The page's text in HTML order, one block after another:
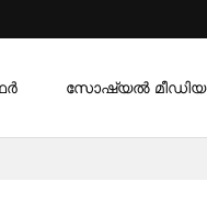
സോഷ്യൽ മീഡിയ